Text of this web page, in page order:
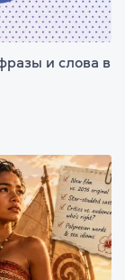
и слова в